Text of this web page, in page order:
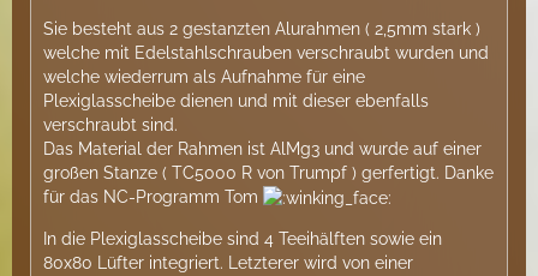
Sie besteht aus 2 gestanzten Alurahmen ( 2,5mm stark )
welche mit Edelstahlschrauben verschraubt wurden und
welche wiederrum als Aufnahme für eine
Plexiglasscheibe dienen und mit dieser ebenfalls
verschraubt sind.
Das Material der Rahmen ist AlMg3 und wurde auf einer
großen Stanze ( TC5000 R von Trumpf ) gerfertigt. Danke
für das NC-Programm Tom
In die Plexiglasscheibe sind 4 Teeihälften sowie ein
80x80 Lüfter integriert. Letzterer wird von einer